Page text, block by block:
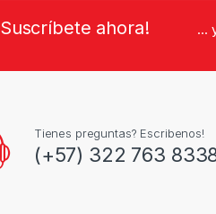
Suscríbete ahora! ...
Tienes preguntas? Escribenos!
(+57) 322 763